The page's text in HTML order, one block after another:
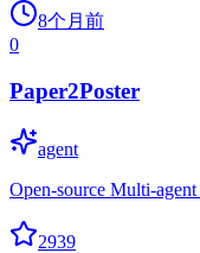
8个月前
0
Paper2Poster
agent
Open-source Multi-
2939